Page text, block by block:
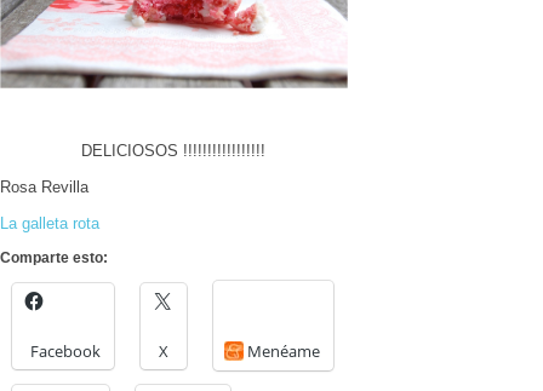
DELICIOSOS !!!!!!!!!!!!!!!!!
Rosa Revilla
La galleta rota
Comparte esto:
Facebook X Menéame